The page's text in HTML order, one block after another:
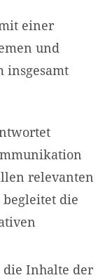
einer
und
insgesamt
relevanten
die
Inhalte der